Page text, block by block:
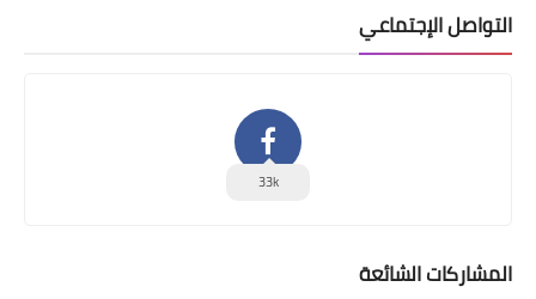
التواصل الإجتماعي
33k
المشاركات الشائعة